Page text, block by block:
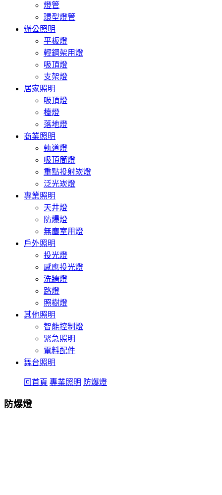
燈管
環型燈管
辦公照明
平板燈
輕鋼架用燈
吸頂燈
支架燈
居家照明
吸頂燈
檯燈
落地燈
商業照明
軌道燈
吸頂筒燈
重點投射崁燈
泛光崁燈
專業照明
天井燈
防爆燈
無塵室用燈
戶外照明
投光燈
感應投光燈
洗牆燈
路燈
照樹燈
其他照明
智能控制燈
緊急照明
電料配件
舞台照明
回首頁 專業照明 防爆燈
防爆燈